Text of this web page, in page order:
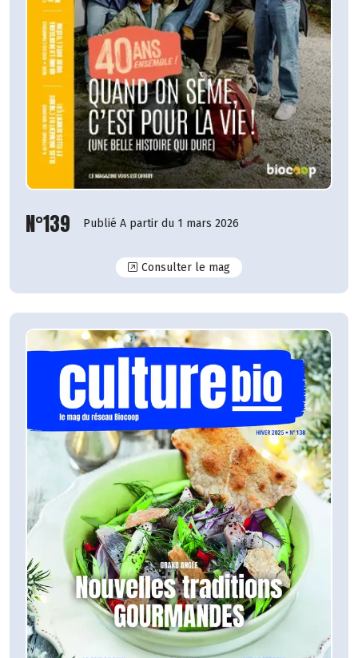
N°139 Publié A partir du 1 mars 2026
Consulter le magN°139